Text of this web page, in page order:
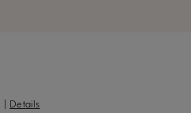
| Details